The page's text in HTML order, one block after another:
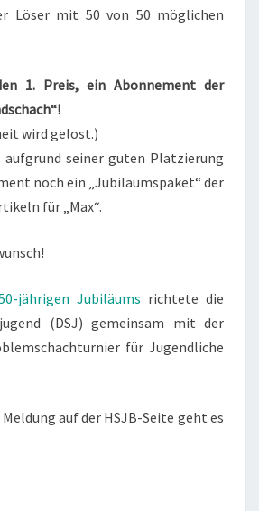
Löser mit 50 von 50 möglichen
1. Preis, ein Abonnement der
wird gelost.)
aufgrund seiner guten Platzierung
noch ein „Jubiläumspaket“ der
für „Max“.
jährigen Jubiläums richtete die
(DSJ) gemeinsam mit der
für Jugendliche
auf der HSJB-Seite geht es